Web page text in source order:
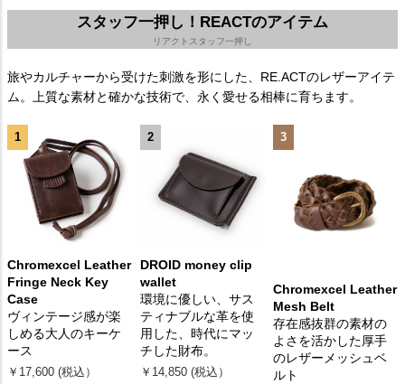
スタッフ一押し！REACTのアイテム
リアクトスタッフ一押し
旅やカルチャーから受けた刺激を形にした、RE.ACTのレザーアイテ
ム。上質な素材と確かな技術で、永く愛せる相棒に育ちます。
1
Chromexcel Leather
Fringe Neck Key
Case
ヴィンテージ感が楽
しめる大人のキーケ
ース
￥17,600 (税込）
2
DROID money clip
wallet
環境に優しい、サス
ティナブルな革を使
用した、時代にマッ
チした財布。
￥14,850 (税込）
3
Chromexcel Leather
Mesh Belt
存在感抜群の素材の
よさを活かした厚手
のレザーメッシュベ
ルト